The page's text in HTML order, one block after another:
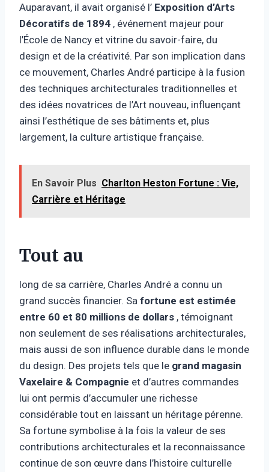
Auparavant, il avait organisé l’ Exposition d’Arts
Décoratifs de 1894 , événement majeur pour
l’École de Nancy et vitrine du savoir-faire, du
design et de la créativité. Par son implication dans
ce mouvement, Charles André participe à la fusion
des techniques architecturales traditionnelles et
des idées novatrices de l’Art nouveau, influençant
ainsi l’esthétique de ses bâtiments et, plus
largement, la culture artistique française.
En Savoir Plus Charlton Heston Fortune : Vie,
Carrière et Héritage
Tout au
long de sa carrière, Charles André a connu un
grand succès financier. Sa fortune est estimée
entre 60 et 80 millions de dollars , témoignant
non seulement de ses réalisations architecturales,
mais aussi de son influence durable dans le monde
du design. Des projets tels que le grand magasin
Vaxelaire & Compagnie et d’autres commandes
lui ont permis d’accumuler une richesse
considérable tout en laissant un héritage pérenne.
Sa fortune symbolise à la fois la valeur de ses
contributions architecturales et la reconnaissance
continue de son œuvre dans l’histoire culturelle